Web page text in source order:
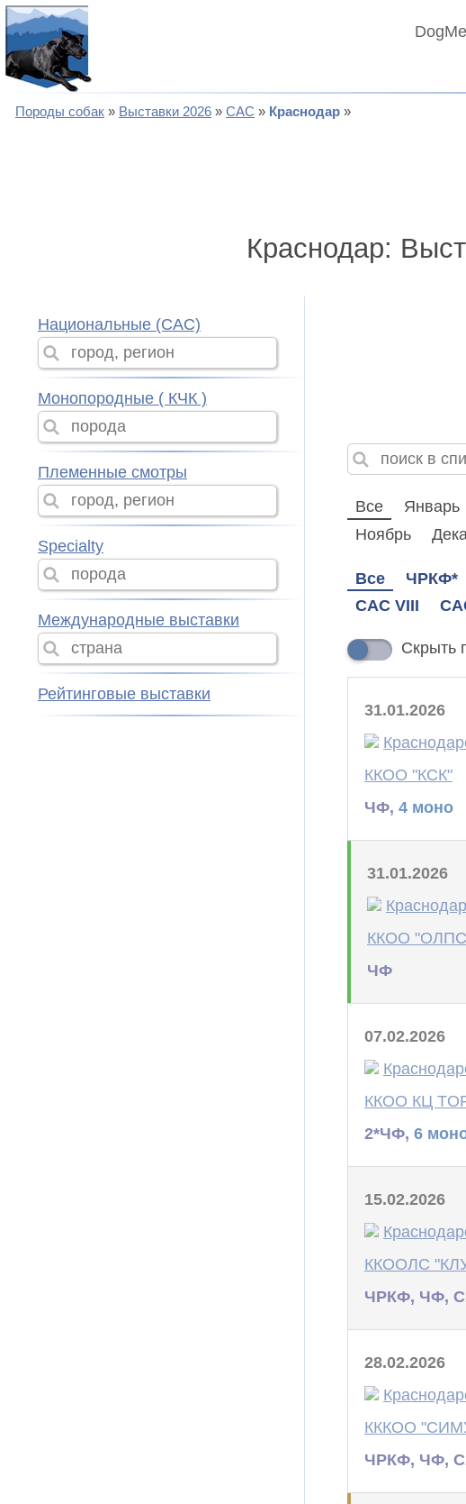
Породы собак Выставки 2026 САС Краснодар
Краснодар:
Национальные (CAC)
Монопородные ( КЧК )
Племенные смотры
Specialty
Международные выставки
Рейтинговые выставки
Все Январь
Ноябрь
Все ЧРКФ*
CAC VIII
Скрыть
31.01.2026
ККОО "КСК"
ЧФ, 4 моно
31.01.2026
ККОО "ОЛПС
ЧФ
07.02.2026
ККОО КЦ
2*ЧФ, 6
15.02.2026
ККООЛС
ЧРКФ, ЧФ,
28.02.2026
КККОО
ЧРКФ, ЧФ,